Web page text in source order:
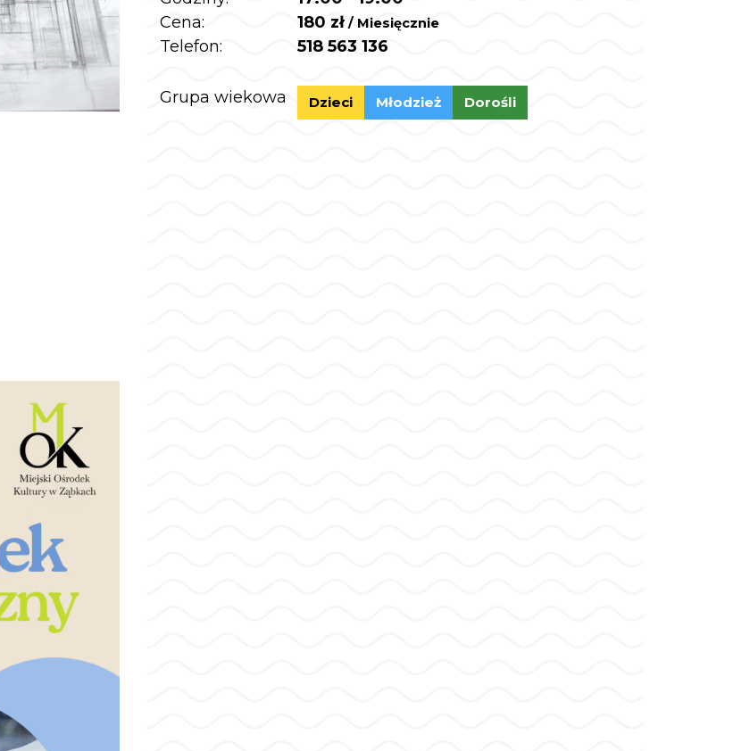
Cena:
180 zł/ Miesięcznie
Telefon: 518 563 136
Grupa wiekowa Dzieci Młodzież Dorośli